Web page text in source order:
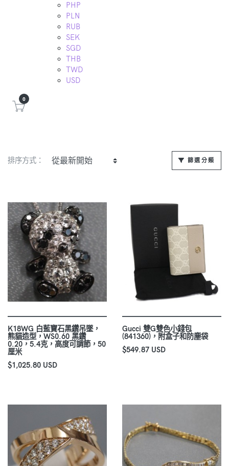
PHP
PLN
RUB
SEK
SGD
THB
TWD
USD
0
排序方式： 篩選分類
K18WG 白藍寶石黑鑽吊墜，
熊貓造型，WS0.60 黑鑽
0.20，5.4克，高度可調節，50
厘米
$1,025.80 USD
Gucci 雙G雙色小錢包
(841360)，附盒子和防塵袋
$549.87 USD